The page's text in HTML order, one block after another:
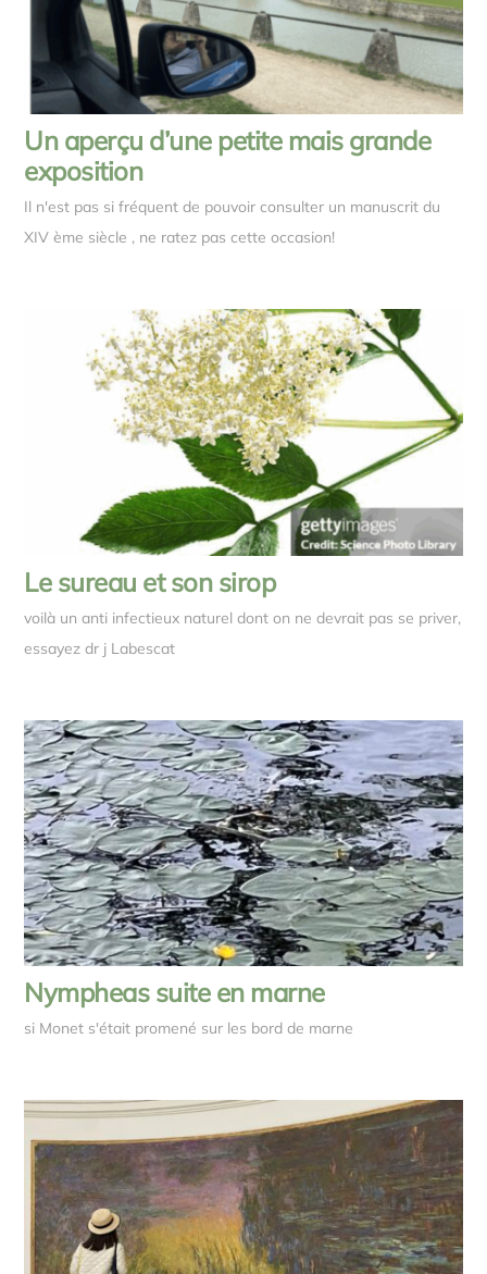
Un aperçu d’une petite mais grande
exposition
Il n'est pas si fréquent de pouvoir consulter un manuscrit du
XIV ème siècle , ne ratez pas cette occasion!
Le sureau et son sirop
voilà un anti infectieux naturel dont on ne devrait pas se priver,
essayez dr j Labescat
Nympheas suite en marne
si Monet s'était promené sur les bord de marne